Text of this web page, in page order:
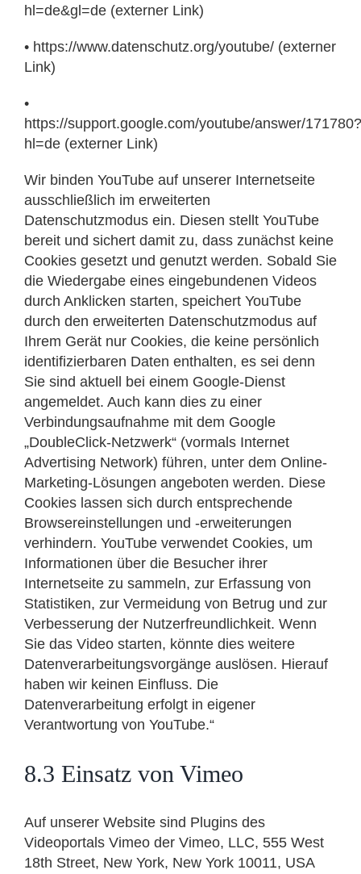
hl=de&gl=de (externer Link)
• https://www.datenschutz.org/youtube/ (externer
Link)
•
https://support.google.com/youtube/answer/171780?
hl=de (externer Link)
Wir binden YouTube auf unserer Internetseite
ausschließlich im erweiterten
Datenschutzmodus ein. Diesen stellt YouTube
bereit und sichert damit zu, dass zunächst keine
Cookies gesetzt und genutzt werden. Sobald Sie
die Wiedergabe eines eingebundenen Videos
durch Anklicken starten, speichert YouTube
durch den erweiterten Datenschutzmodus auf
Ihrem Gerät nur Cookies, die keine persönlich
identifizierbaren Daten enthalten, es sei denn
Sie sind aktuell bei einem Google-Dienst
angemeldet. Auch kann dies zu einer
Verbindungsaufnahme mit dem Google
„DoubleClick-Netzwerk“ (vormals Internet
Advertising Network) führen, unter dem Online-
Marketing-Lösungen angeboten werden. Diese
Cookies lassen sich durch entsprechende
Browsereinstellungen und -erweiterungen
verhindern. YouTube verwendet Cookies, um
Informationen über die Besucher ihrer
Internetseite zu sammeln, zur Erfassung von
Statistiken, zur Vermeidung von Betrug und zur
Verbesserung der Nutzerfreundlichkeit. Wenn
Sie das Video starten, könnte dies weitere
Datenverarbeitungsvorgänge auslösen. Hierauf
haben wir keinen Einfluss. Die
Datenverarbeitung erfolgt in eigener
Verantwortung von YouTube.“
8.3 Einsatz von Vimeo
Auf unserer Website sind Plugins des
Videoportals Vimeo der Vimeo, LLC, 555 West
18th Street, New York, New York 10011, USA